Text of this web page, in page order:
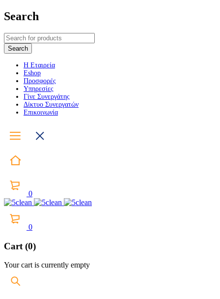
Search
Η Εταιρεία
Eshop
Προσφορές
Υπηρεσίες
Γίνε Συνεργάτης
Δίκτυο Συνεργατών
Επικοινωνία
0
0
Cart (0)
Your cart is currently empty